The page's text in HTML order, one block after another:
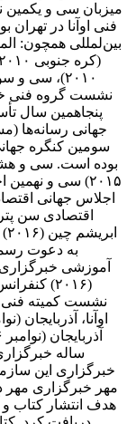
میزبان سی و یکمین
فنی اوآنا در
۲۰۱۰)، سی
بوده است. سی و
آموزشی
نشست کمیته فنی
ساله
هدف انتشار کتاب و